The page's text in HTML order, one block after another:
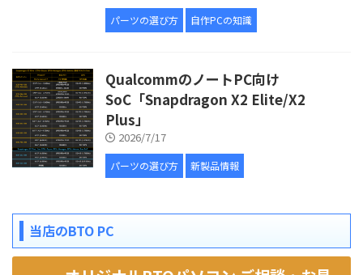
パーツの選び方 自作PCの知識
QualcommのノートPC向け
SoC「Snapdragon X2 Elite/X2
Plus」
2026/7/17
パーツの選び方 新製品情報
当店のBTO PC